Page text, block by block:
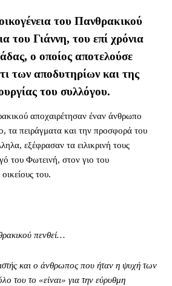
του Πανθρακικού
του Γιάννη, του επί χρόνια
ο οποίος αποτελούσε
των αποδυτηρίων και της
του συλλόγου.
αποχαιρέτησαν έναν άνθρωπο
τα πειράγματα και την προσφορά του
εξέφρασαν τα ειλικρινή τους
του Φωτεινή, στον γιο του
του.
πενθεί…
και ο άνθρωπος που ήταν η ψυχή των
του το «είναι» για την εύρυθμη